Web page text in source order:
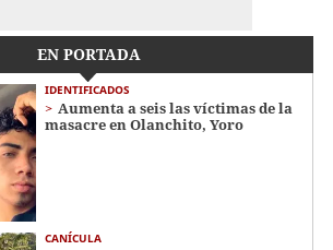
EN PORTADA
IDENTIFICADOS
Aumenta a seis las víctimas de la
masacre en Olanchito, Yoro
CANÍCULA